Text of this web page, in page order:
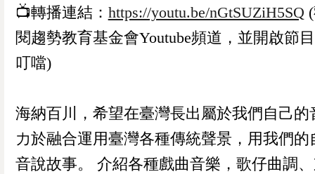
📺轉播連結： https://youtu.be/nGtSUZiH5SQ
閱趨勢教育基金會Youtube頻道，並開啟節
叮噹)
海納百川，希望在臺灣長出屬於我們自己的
力於融合運用臺灣各種傳統聲景，用我們的
音說故事。 介紹各種戲曲音樂，歌仔曲調